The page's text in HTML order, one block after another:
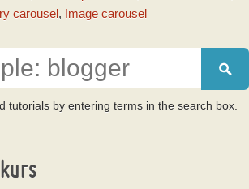
carousel, Image carousel